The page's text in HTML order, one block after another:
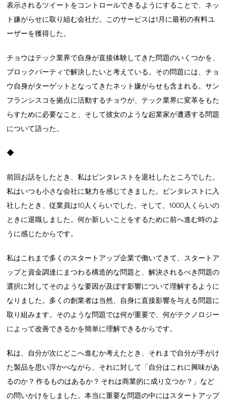
表示されるツイートをコントロールできるようにすることで、ネッ
ト嫌がらせに取り組む会社だ。このサービスは1月に最初の有料ユ
ーザーを獲得した。
チョウはテック業界で自身が直接体験してきた問題のいくつかを、
ブロックパーティで解決したいと考えている。その問題には、チョ
ウ自身がターゲットとなってきたネット嫌がらせも含まれる。サン
フランシスコを拠点に活動するチョウが、テック業界に変革をもた
らすために必要なこと、そして彼女のような起業家が遭遇する問題
について語った。
◆
前回お話をしたとき、私はピンタレストを退社したところでした。
私はいつも小さな会社に魅力を感じてきました。ピンタレストに入
社したとき、従業員は10人くらいでした。そして、1000人くらいの
ときに退職しました。何か新しいことをするために前へ進む時のよ
うに感じたからです。
私はこれまで多くのスタートアップ企業で働いてきて、スタートア
ップと資金調達にまつわる構造的な問題と、解決されるべき問題の
選択に対してそのような要因が及ぼす影響について理解するように
なりました。多くの創業者は当然、自身に直接影響を与える問題に
取り組みます。そのような問題では何が重要で、何がテクノロジー
によって改善できるかを簡単に理解できるからです。
私は、自分が次にどこへ進むか考えたとき、それまで自分が手がけ
た製品を思い浮かべながら、それに対して「自分はこれに興味があ
るのか？ 作るものはあるか？ それは商業的に成り立つか？」など
の問いかけをしました。本当に重要な問題の中にはスタートアップ